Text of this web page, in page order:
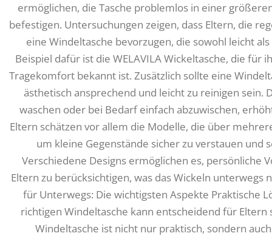
ermöglichen, die Tasche problemlos in einer
befestigen. Untersuchungen zeigen, dass Eltern, die
eine Windeltasche bevorzugen, die sowohl leicht
Beispiel dafür ist die WELAVILA Wickeltasche, die für
Tragekomfort bekannt ist. Zusätzlich sollte eine
ästhetisch ansprechend und leicht zu reinigen sein.
waschen oder bei Bedarf einfach abzuwischen,
Eltern schätzen vor allem die Modelle, die über
um kleine Gegenstände sicher zu verstauen und
Verschiedene Designs ermöglichen es, persönliche
Eltern zu berücksichtigen, was das Wickeln
für Unterwegs: Die wichtigsten Aspekte Praktische
richtigen Windeltasche kann entscheidend für Eltern
Windeltasche ist nicht nur praktisch, sondern